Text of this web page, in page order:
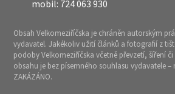
mobil: 724 063 930
Obsah Velkomeziříčska je chráněn autorským
vydavatel. Jakékoliv užití článků a fotografií z
podoby Velkomeziříčska včetně převzetí, šíření
obsahu je bez písemného souhlasu vydavatele –
ZAKÁZÁNO.